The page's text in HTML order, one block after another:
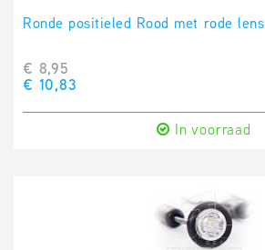
Ronde positieled Rood met rode lens
€ 8,95
€ 10,83
In voorraad